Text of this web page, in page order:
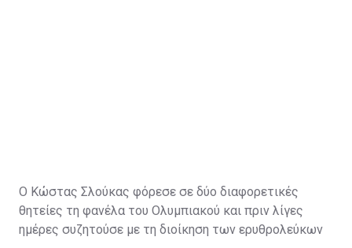
Ο Κώστας Σλούκας φόρεσε σε δύο διαφορετικές
θητείες τη φανέλα του Ολυμπιακού και πριν λίγες
ημέρες συζητούσε με τη διοίκηση των ερυθρολεύκων